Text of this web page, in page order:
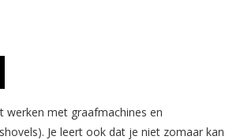
werken met graafmachines en
Je leert ook dat je niet zomaar kan